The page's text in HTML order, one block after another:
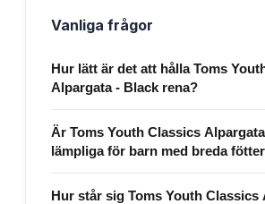
Vanliga frågor
Hur lätt är det att hålla Toms
Alpargata - Black rena?
Är Toms Youth Classics
lämpliga för barn med breda
Hur står sig Toms Youth Classics